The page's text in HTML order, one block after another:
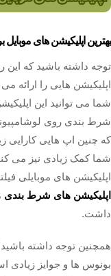
بهترین اپلیکیشن‌ های
توجه داشته باشید که
اپلیکیشن هایی را ارائه
شما می توانید این
شرط بندی روی
که چنین اپ هایی کارایی
شما کمک زیادی نیز می
اپلیکیشن های موبایلی
اپلیکیشن های شرط بندی
داشت.
همچنین توجه داشته باشید
بونوس ها و جوایز زیادی